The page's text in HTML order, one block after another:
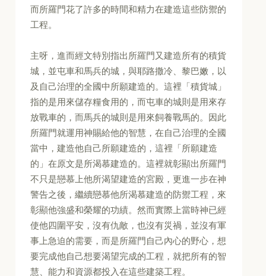
而所羅門花了許多的時間和精力在建造這些防禦的
工程。
主呀，進而經文特別指出所羅門又建造所有的積貨
城，並屯車和馬兵的城，與耶路撒冷、黎巴嫩，以
及自己治理的全國中所願建造的。這裡「積貨城」
指的是用來儲存糧食用的，而屯車的城則是用來存
放戰車的，而馬兵的城則是用來飼養戰馬的。因此
所羅門就運用神賜給他的智慧，在自己治理的全國
當中，建造他自己所願建造的，這裡「所願建造
的」在原文是所渴慕建造的。這裡就彰顯出所羅門
不只是戀慕上他所渴望建造的宮殿，更進一步在神
警告之後，繼續戀慕他所渴慕建造的防禦工程，來
彰顯他強盛和榮耀的功績。然而實際上當時神已經
使他四圍平安，沒有仇敵，也沒有災禍，並沒有軍
事上急迫的需要，而是所羅門自己內心的野心，想
要完成他自己想要渴望完成的工程，就把所有的智
慧、能力和資源都投入在這些建築工程。